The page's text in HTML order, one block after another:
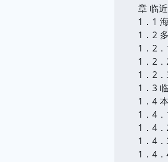
章 临
1．1
1．2
1．2
1．2
1．2
1．3
1．4
1．4
1．4
1．4
1．4